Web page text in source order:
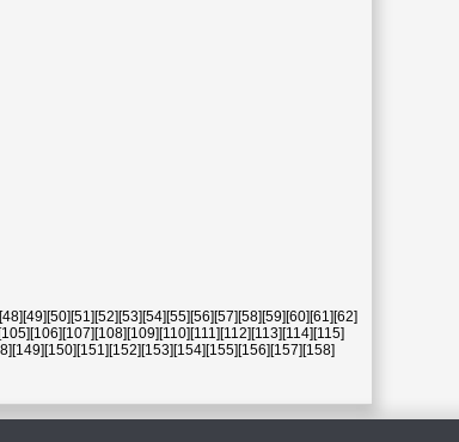
[48] [49] [50] [51] [52] [53] [54] [55] [56] [57] [58] [59] [60] [61] [62]
[105] [106] [107] [108] [109] [110] [111] [112] [113] [114] [115]
[149] [150] [151] [152] [153] [154] [155] [156] [157] [158]